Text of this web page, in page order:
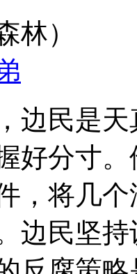
林）
边民是
好分寸
，将几
边民坚